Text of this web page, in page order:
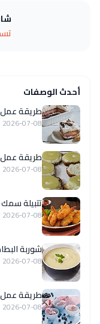
أحدث الوصفات
طريقة عمل
2026-07-08
طريقة عمل
2026-07-08
تتبيلة
2026-07-08
شوربة
2026-07-08
طريقة عمل
2026-07-08